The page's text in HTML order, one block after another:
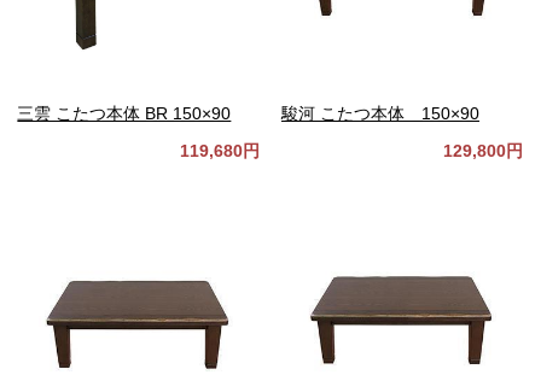
三雲 こたつ本体 BR 150×90
119,680円
駿河 こたつ本体 150×90
129,800円